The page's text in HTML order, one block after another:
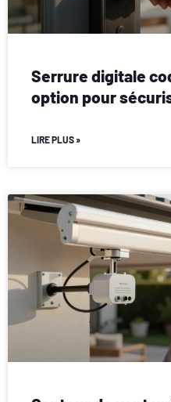
Serrure digitale
option pour
LIRE PLUS »